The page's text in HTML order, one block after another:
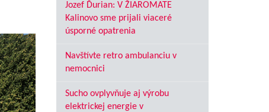
Jozef Ďurian: V ŽIAROMATE
Kalinovo sme prijali viaceré
úsporné opatrenia
Navštívte retro ambulanciu v
nemocnici
Sucho ovplyvňuje aj výrobu
elektrickej energie v